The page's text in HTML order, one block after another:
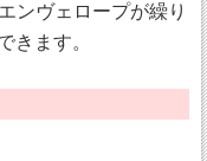
ンヴェロープが繰り
きます。